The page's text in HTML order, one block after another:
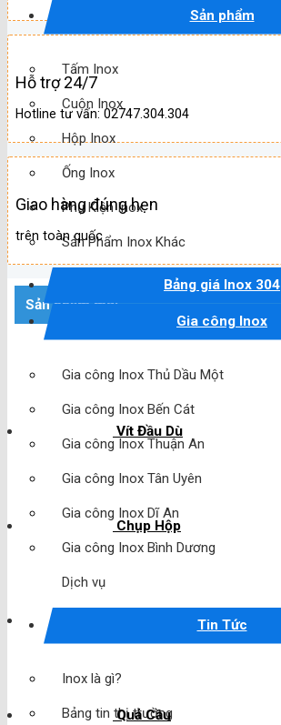
Sản phẩm
Tấm Inox
Cuộn Inox
Hộp Inox
Ống Inox
Phụ Kiện Inox
Sản Phẩm Inox Khác
Bảng giá Inox 304
Gia công Inox
Gia công Inox Thủ Dầu Một
Gia công Inox Bến Cát
Gia công Inox Thuận An
Gia công Inox Tân Uyên
Gia công Inox Dĩ An
Gia công Inox Bình Dương
Dịch vụ
Tin Tức
Inox là gì?
Bảng tin thị trường
Hỗ trợ 24/7
Hotline tư vấn: 02747.304.304
Giao hàng đúng hẹn
trên toàn quốc
Sản phẩm mới
Vít Đầu Dù
Chụp Hộp
Quả Cầu